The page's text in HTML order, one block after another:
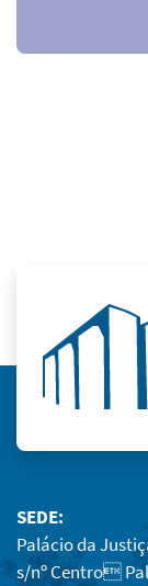
SEDE:
Palácio da
s/nº Centro